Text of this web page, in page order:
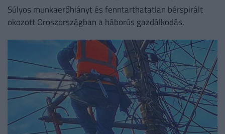
Súlyos munkaerőhiányt és fenntarthatatlan bérspirált
okozott Oroszországban a háborús gazdálkodás.